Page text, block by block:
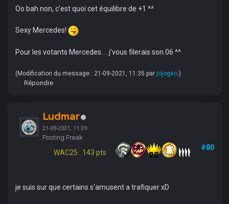
Oo bah non, c’est quoi cet équilibre de +1 ^^
Sexy Mercedes!
Pour les votants Mercedes.... j’vous filerais son 06 ^^
(Modification du message : 21-09-2021, 11:35 par jojogeo.)
Répondre
Ludmar
21-09-2021, 11:39
Posting Freak
WAC25 : 143 pts
#80
je suis sur que certains s'amusent a trafiquer xD